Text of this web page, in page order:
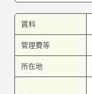
賃料
管理費等
所在地